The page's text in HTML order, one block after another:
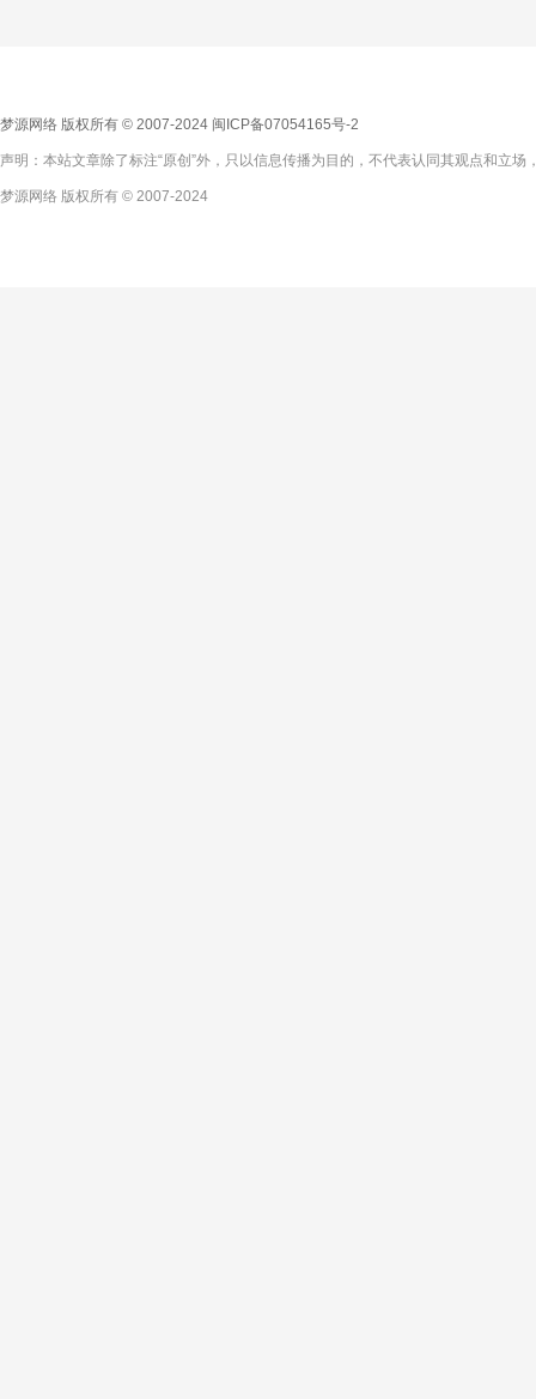
梦源网络 版权所有 © 2007-2024 闽ICP备07054165号-2
声明：本站文章除了标注“原创”外，只以信息传播为目的，不代表认同其观点和立
梦源网络 版权所有 © 2007-2024